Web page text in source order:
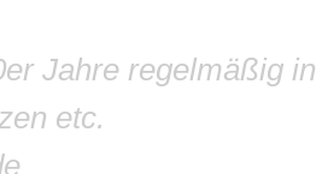
Jahre regelmäßig in
etc.